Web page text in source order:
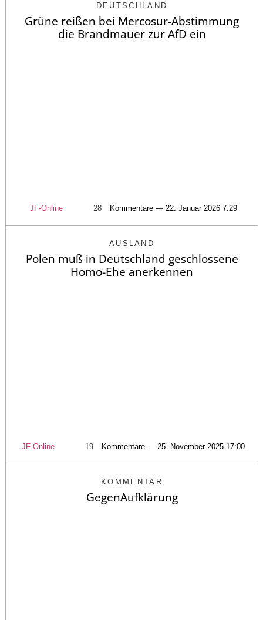
DEUTSCHLAND
Grüne reißen bei Mercosur-Abstimmung
die Brandmauer zur AfD ein
JF-Online 28 Kommentare — 22. Januar 2026 7:29
AUSLAND
Polen muß in Deutschland geschlossene
Homo-Ehe anerkennen
JF-Online 19 Kommentare — 25. November 2025 17:00
KOMMENTAR
GegenAufklärung